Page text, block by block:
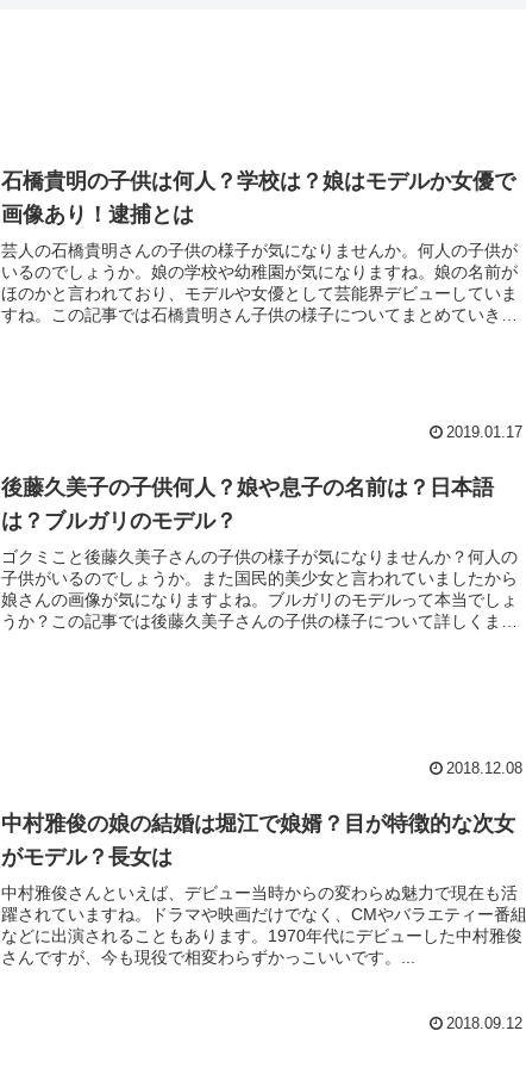
石橋貴明の子供は何人？学校は？娘はモデルか女優で
画像あり！逮捕とは
芸人の石橋貴明さんの子供の様子が気になりませんか。何人の子供が
いるのでしょうか。娘の学校や幼稚園が気になりますね。娘の名前が
ほのかと言われており、モデルや女優として芸能界デビューしていま
すね。この記事では石橋貴明さん子供の様子についてまとめていきま
2019.01.17
後藤久美子の子供何人？娘や息子の名前は？日本語
は？ブルガリのモデル？
ゴクミこと後藤久美子さんの子供の様子が気になりませんか？何人の
子供がいるのでしょうか。また国民的美少女と言われていましたから
娘さんの画像が気になりますよね。ブルガリのモデルって本当でしょ
うか？この記事では後藤久美子さんの子供の様子について詳しくまと
2018.12.08
中村雅俊の娘の結婚は堀江で娘婿？目が特徴的な次女
がモデル？長女は
中村雅俊さんといえば、デビュー当時からの変わらぬ魅力で現在も活
躍されていますね。ドラマや映画だけでなく、CMやバラエティー番組
などに出演されることもあります。1970年代にデビューした中村雅俊
さんですが、今も現役で相変わらずかっこいいです。...
2018.09.12